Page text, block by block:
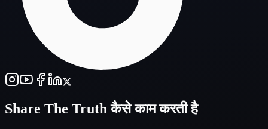
Share The Truth कैसे काम करती है